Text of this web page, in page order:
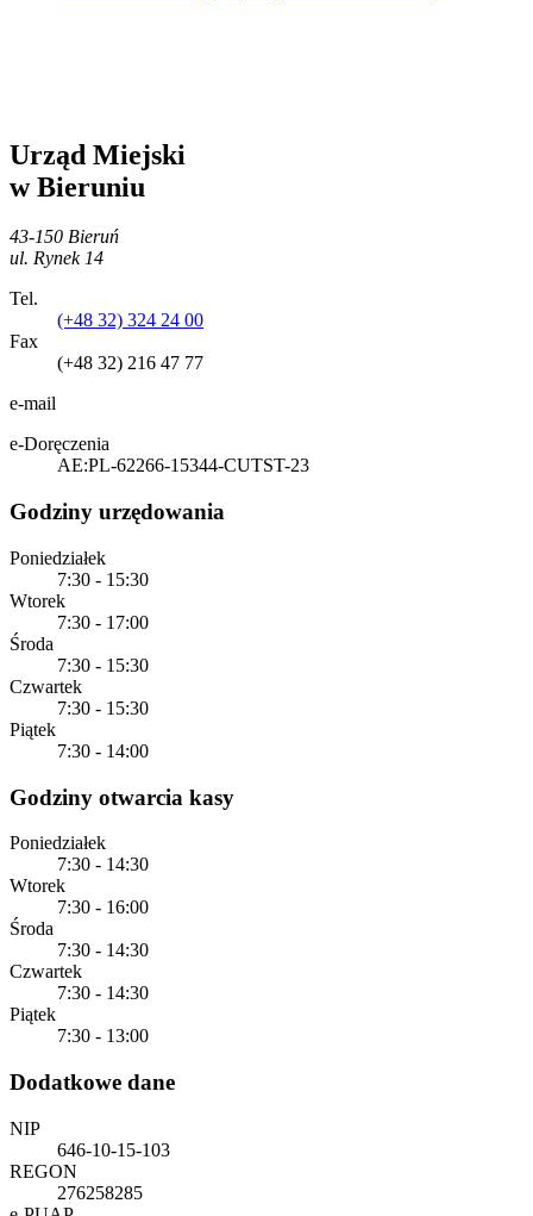
Urząd Miejski
w Bieruniu
43-150 Bieruń
ul. Rynek 14
Tel.
(+48 32) 324 24 00
Fax
(+48 32) 216 47 77
e-mail
e-Doręczenia
AE:PL-62266-15344-CUTST-23
Godziny urzędowania
Poniedziałek
7:30 - 15:30
Wtorek
7:30 - 17:00
Środa
7:30 - 15:30
Czwartek
7:30 - 15:30
Piątek
7:30 - 14:00
Godziny otwarcia kasy
Poniedziałek
7:30 - 14:30
Wtorek
7:30 - 16:00
Środa
7:30 - 14:30
Czwartek
7:30 - 14:30
Piątek
7:30 - 13:00
Dodatkowe dane
NIP
646-10-15-103
REGON
276258285